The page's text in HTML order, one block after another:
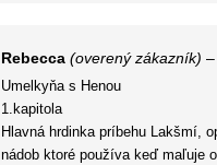
Džaipuru, ktoré pre mňa urobili
Rebecca (overený zákazník) –
Umelkyňa s Henou
1.kapitola
Hlavná hrdinka príbehu Lakšmí,
nádob ktoré používa keď maľuje